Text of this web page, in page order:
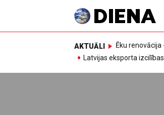
AKTUĀLI Ēku renovācija
Latvijas eksporta izcilības